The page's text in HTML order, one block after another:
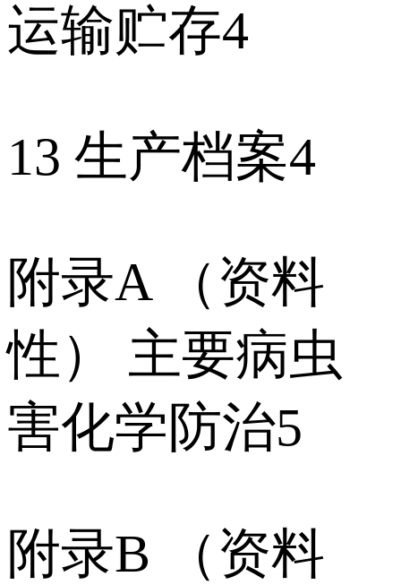
运输贮存4
13 生产档案4
附录A （资料
性） 主要病虫
害化学防治5
附录B （资料